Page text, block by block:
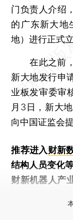
门负责人介绍
的广东新大地
地）进行正式
在此之前，
新大地发行申
业板发审委审
月3日，新大
向中国证监会
推荐进入财新
结构人员变化
财新机器人产